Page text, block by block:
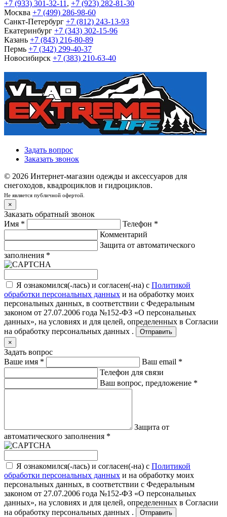
+7 (933) 301-32-11 , +7 (923) 282-81-30
Москва +7 (499) 286-98-60
Санкт-Петербург +7 (812) 243-13-93
Екатеринбург +7 (343) 302-15-96
Казань +7 (843) 216-80-89
Пермь +7 (342) 299-40-37
Новосибирск +7 (383) 210-63-40
Задать вопрос
Заказать звонок
© 2026 Интернет-магазин одежды и аксессуаров для
снегоходов, квадроциклов и гидроциклов.
Не является публичной офертой.
×
Заказать обратный звонок
Имя * Телефон *
Комментарий
Защита от автоматического
заполнения *
Я ознакомился(-лась) и согласен(-на) с Политикой
обработки персональных данных и на обработку моих
персональных данных, в соответствии с Федеральным
законом от 27.07.2006 года №152-ФЗ «О персональных
данных», на условиях и для целей, определенных в Согласии
на обработку персональных данных .
Отправить
×
Задать вопрос
Ваше имя * Ваш email *
Телефон для связи
Ваш вопрос, предложение *
Защита от
автоматического заполнения *
Я ознакомился(-лась) и согласен(-на) с Политикой
обработки персональных данных и на обработку моих
персональных данных, в соответствии с Федеральным
законом от 27.07.2006 года №152-ФЗ «О персональных
данных», на условиях и для целей, определенных в Согласии
на обработку персональных данных .
Отправить